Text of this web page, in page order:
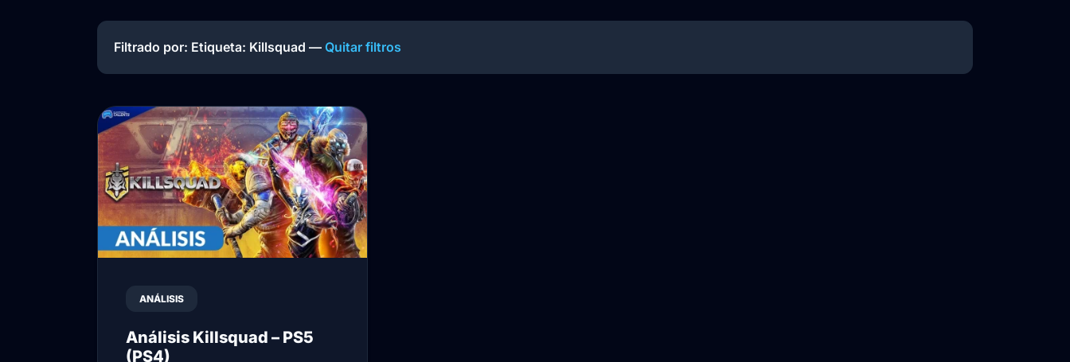
Filtrado por: Etiqueta: Killsquad — Quitar filtros
ANÁLISIS
Análisis Killsquad – PS5
(PS4)